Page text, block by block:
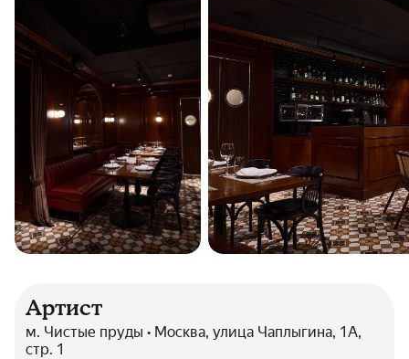
Артист
м. Чистые пруды • Москва, улица Чаплыгина, 1А,
стр. 1